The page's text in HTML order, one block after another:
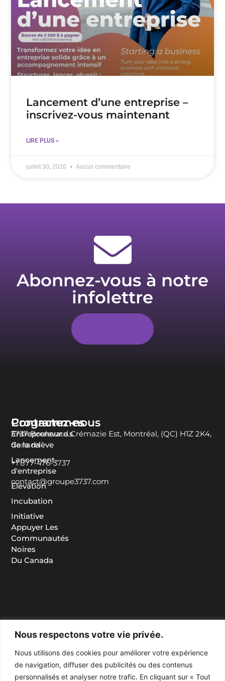
Nous respectons votre vie privée.
Nous utilisons des cookies pour améliorer votre expérience
de navigation, diffuser des publicités ou des contenus
personnalisés et analyser notre trafic. En cliquant sur « Tout
Lancement d’une entreprise –
inscrivez-vous maintenant
LIRE PLUS »
juillet 30, 2026 Aucun commentaire
Abonnez-vous à notre
infolettre
Programmes
Entrepreneur.e.s
de la relève
Lancement
d'entreprise
Élévation
Incubation
Initiative
Appuyer Les
Communautés
Noires
Du Canada
Contactez-nous
3737 Boulevard Crémazie Est, Montréal, (QC) H1Z 2K4,
Canada
+1 877-476-3737
contact@groupe3737.com